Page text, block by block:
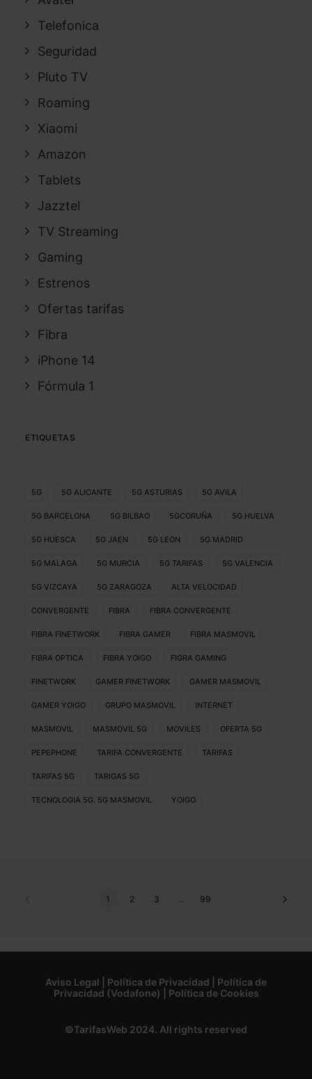
Telefonica
Seguridad
Pluto TV
Roaming
Xiaomi
Amazon
Tablets
Jazztel
TV Streaming
Gaming
Estrenos
Ofertas tarifas
Fibra
iPhone 14
Fórmula 1
ETIQUETAS
5G 5G ALICANTE 5G ASTURIAS 5G AVILA
5G BARCELONA 5G BILBAO 5GCORUÑA 5G HUELVA
5G HUESCA 5G JAEN 5G LEON 5G MADRID
5G MALAGA 5G MURCIA 5G TARIFAS 5G VALENCIA
5G VIZCAYA 5G ZARAGOZA ALTA VELOCIDAD
CONVERGENTE FIBRA FIBRA CONVERGENTE
FIBRA FINETWORK FIBRA GAMER FIBRA MASMOVIL
FIBRA OPTICA FIBRA YOIGO FIGRA GAMING
FINETWORK GAMER FINETWORK GAMER MASMOVIL
GAMER YOIGO GRUPO MASMOVIL INTERNET
MASMOVIL MASMOVIL 5G MOVILES OFERTA 5G
PEPEPHONE TARIFA CONVERGENTE TARIFAS
TARIFAS 5G TARIGAS 5G
TECNOLOGIA 5G. 5G MASMOVIL YOIGO
1 2 3 99
Aviso Legal Política de Privacidad
Política de
Privacidad (Vodafone)
Política de Cookies
©TarifasWeb 2024. All rights reserved